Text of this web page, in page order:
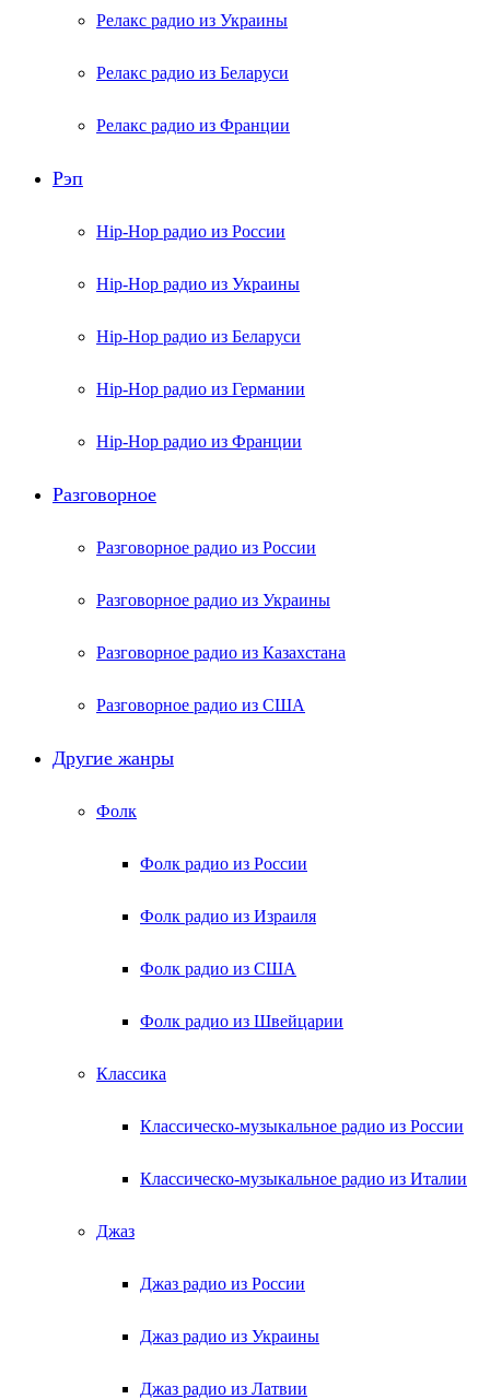
Релакс радио из Украины
Релакс радио из Беларуси
Релакс радио из Франции
Рэп
Hip-Hop радио из России
Hip-Hop радио из Украины
Hip-Hop радио из Беларуси
Hip-Hop радио из Германии
Hip-Hop радио из Франции
Разговорное
Разговорное радио из России
Разговорное радио из Украины
Разговорное радио из Казахстана
Разговорное радио из США
Другие жанры
Фолк
Фолк радио из России
Фолк радио из Израиля
Фолк радио из США
Фолк радио из Швейцарии
Классика
Классическо-музыкальное радио из России
Классическо-музыкальное радио из Италии
Джаз
Джаз радио из России
Джаз радио из Украины
Джаз радио из Латвии